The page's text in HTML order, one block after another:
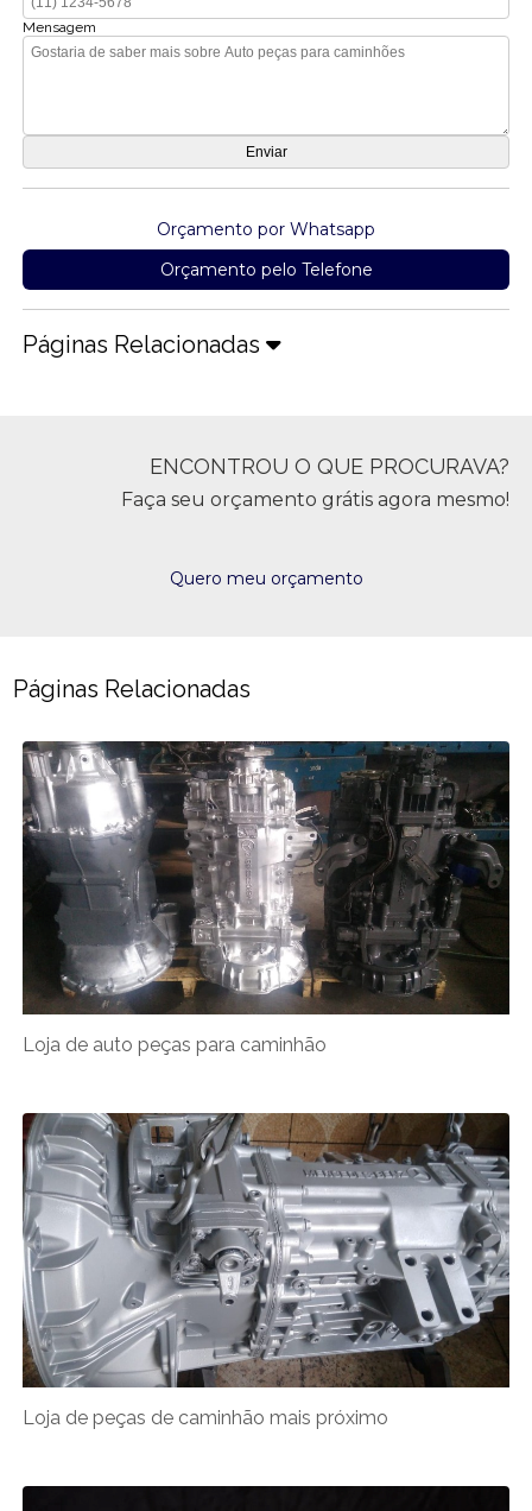
Mensagem
Orçamento por Whatsapp
Orçamento pelo Telefone
Páginas Relacionadas
ENCONTROU O QUE PROCURAVA?
Faça seu orçamento grátis agora mesmo!
Quero meu orçamento
Páginas Relacionadas
Loja de auto peças para caminhão
Loja de peças de caminhão mais próximo